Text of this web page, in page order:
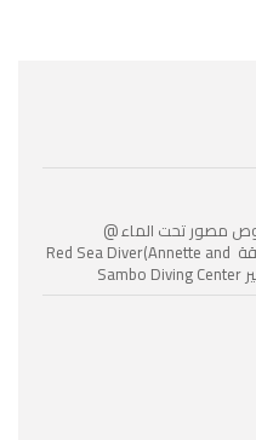
تحت الماء @
القصير Sambo Diving Center @ الغردقة Red Sea Diver(Annette and